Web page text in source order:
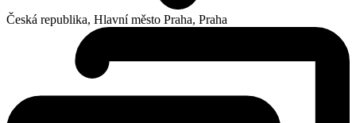
Česká republika, Hlavní město Praha, Praha